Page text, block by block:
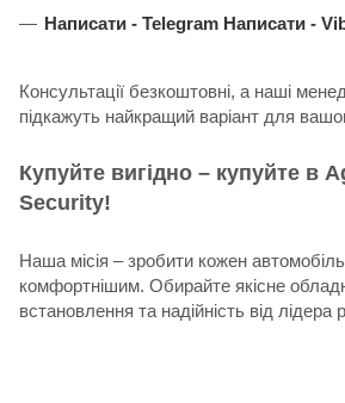
Написати - Telegram Написати -
Консультації безкоштовні, а наші
підкажуть найкращий варіант для
Купуйте вигідно – купуйте в
Security!
Наша місія – зробити кожен
комфортнішим. Обирайте якісне
встановлення та надійність від лідера